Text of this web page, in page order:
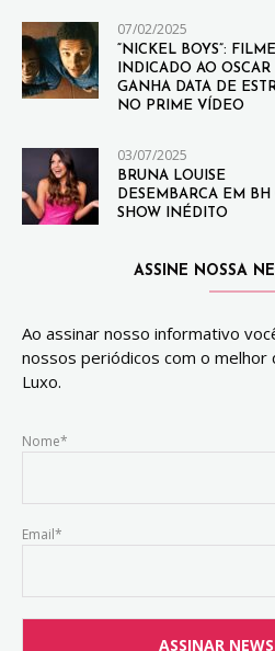
07/02/2025
“NICKEL BOYS”: FILME
INDICADO AO OSCAR
GANHA DATA DE
NO PRIME VÍDEO
03/07/2025
BRUNA LOUISE
DESEMBARCA EM BH
SHOW INÉDITO
ASSINE NOSSA
Ao assinar nosso informativo
nossos periódicos com o melhor
Luxo.
Nome*
Email*